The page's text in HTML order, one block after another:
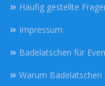
Häufig gestellte
Impressum
Badelatschen für
Warum Badelatschen